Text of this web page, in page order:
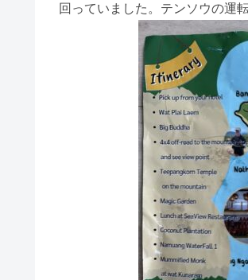
回っていました。テンソウの運